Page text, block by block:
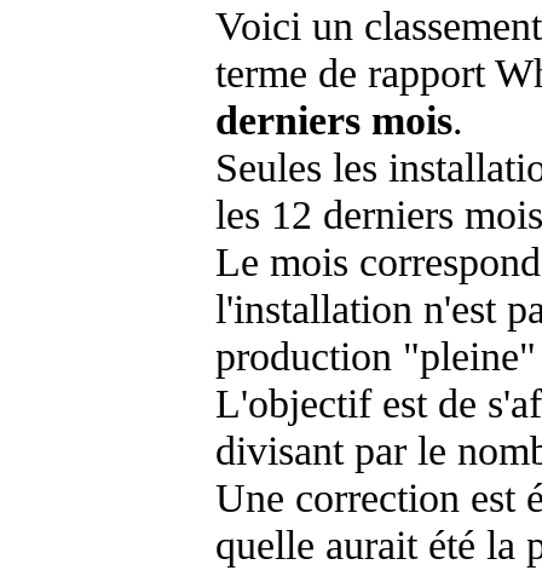
Voici un
terme de rapport
derniers mois.
Seules les
les 12 derniers
Le mois
l'installation n'est
production "pleine"
L'objectif est de
divisant par le
Une correction est
quelle aurait été la